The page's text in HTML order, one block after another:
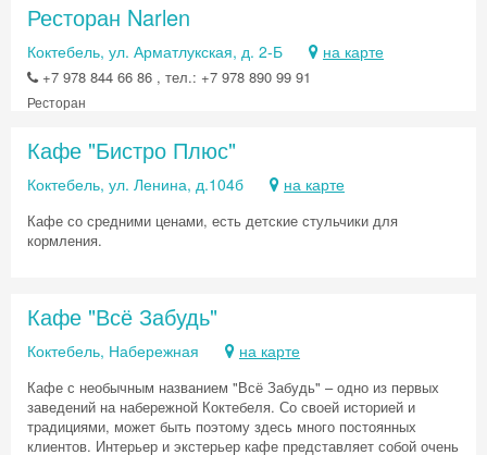
Ресторан Narlen
Коктебель, ул. Арматлукская, д. 2-Б на карте
+7 978 844 66 86 , тел.: +7 978 890 99 91
Ресторан
Кафе "Бистро Плюс"
Коктебель, ул. Ленина, д.104б на карте
Кафе со средними ценами, есть детские стульчики для
кормления.
Кафе "Всё Забудь"
Коктебель, Набережная на карте
Кафе с необычным названием "Всё Забудь" – одно из первых
заведений на набережной Коктебеля. Со своей историей и
традициями, может быть поэтому здесь много постоянных
клиентов. Интерьер и экстерьер кафе представляет собой очень